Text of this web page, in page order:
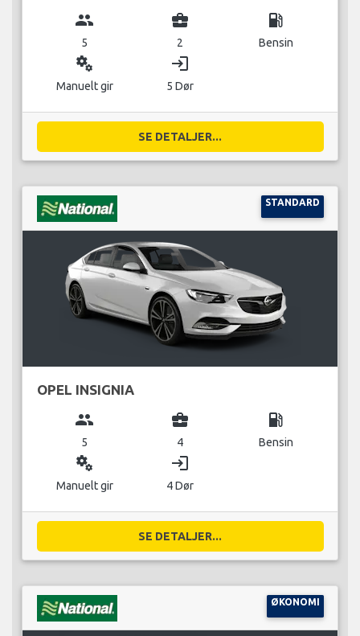
group
5
business_center
2
local_gas_station
Bensin
miscellaneous_services
Manuelt gir
login
5 Dør
SE DETALJER...
STANDARD
OPEL INSIGNIA
group
5
business_center
4
local_gas_station
Bensin
miscellaneous_services
Manuelt gir
login
4 Dør
SE DETALJER...
ØKONOMI